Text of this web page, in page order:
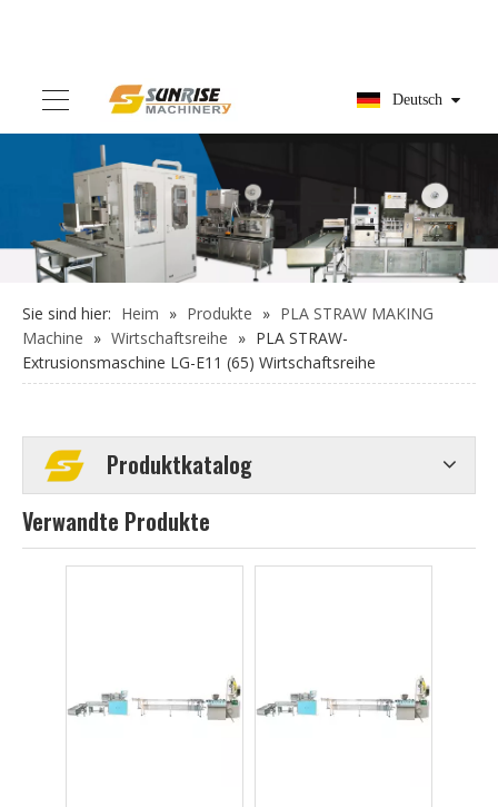
Sie sind hier: Heim Produkte » PLA STRAW MAKING
Extrusionsmaschine LG-E11 (65) Wirtschaftsreihe
Produktkatalog
Verwandte Produkte